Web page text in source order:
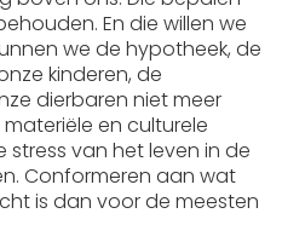
En die willen we
we de hypotheek, de
kinderen, de
dierbaren niet meer
en culturele
stress van het leven in de
Conformeren aan wat
is dan voor de meesten